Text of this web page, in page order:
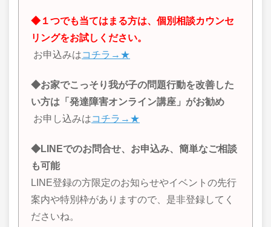
◆１つでも当てはまる方は、個別相談カウンセ
リングをお試しください。
お申込みはコチラ→★
◆お家でこっそり我が子の問題行動を改善した
い方は「発達障害オンライン講座」がお勧め
お申し込みはコチラ→★
◆LINEでのお問合せ、お申込み、簡単なご相談
も可能
LINE登録の方限定のお知らせやイベントの先行
案内や特別枠がありますので、是非登録してく
ださいね。